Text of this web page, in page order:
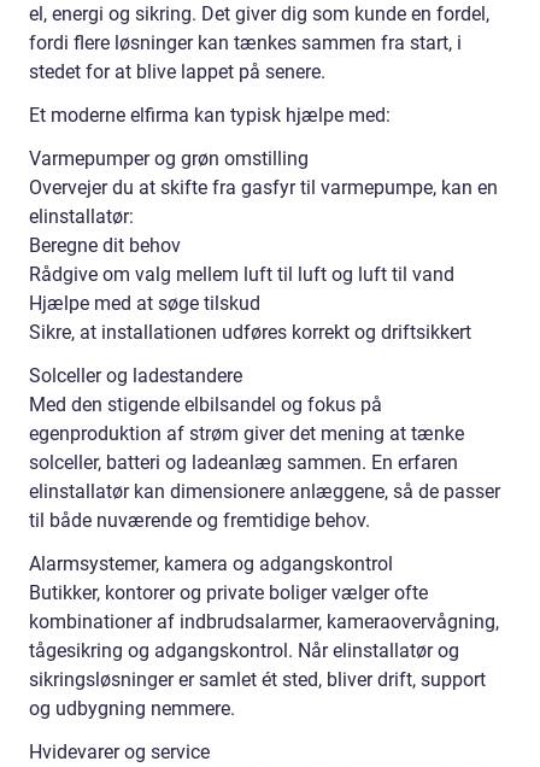
el, energi og sikring. Det giver dig som kunde en fordel,
fordi flere løsninger kan tænkes sammen fra start, i
stedet for at blive lappet på senere.
Et moderne elfirma kan typisk hjælpe med:
Varmepumper og grøn omstilling
Overvejer du at skifte fra gasfyr til varmepumpe, kan en
elinstallatør:
Beregne dit behov
Rådgive om valg mellem luft til luft og luft til vand
Hjælpe med at søge tilskud
Sikre, at installationen udføres korrekt og driftsikkert
Solceller og ladestandere
Med den stigende elbilsandel og fokus på
egenproduktion af strøm giver det mening at tænke
solceller, batteri og ladeanlæg sammen. En erfaren
elinstallatør kan dimensionere anlæggene, så de passer
til både nuværende og fremtidige behov.
Alarmsystemer, kamera og adgangskontrol
Butikker, kontorer og private boliger vælger ofte
kombinationer af indbrudsalarmer, kameraovervågning,
tågesikring og adgangskontrol. Når elinstallatør og
sikringsløsninger er samlet ét sted, bliver drift, support
og udbygning nemmere.
Hvidevarer og service